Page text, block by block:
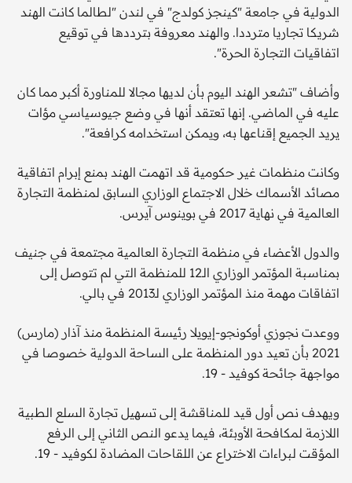
الدولية في جامعة "كينجز كولدج" في لندن "لطالما كانت الهند
شريكا تجاريا مترددا. والهند معروفة بترددها في توقيع
اتفاقيات التجارة الحرة".
وأضاف "تشعر الهند اليوم بأن لديها مجالا للمناورة أكبر مما كان
عليه في الماضي. إنها تعتقد أنها في وضع جيوسياسي مؤات
يريد الجميع إقناعها به، ويمكن استخدامه كرافعة".
وكانت منظمات غير حكومية قد اتهمت الهند بمنع إبرام اتفاقية
مصائد الأسماك خلال الاجتماع الوزاري السابق لمنظمة التجارة
العالمية في نهاية 2017 في بوينوس آيرس.
والدول الأعضاء في منظمة التجارة العالمية مجتمعة في جنيف
بمناسبة المؤتمر الوزاري الـ12 للمنظمة التي لم تتوصل إلى
اتفاقات مهمة منذ المؤتمر الوزاري لـ2013 في بالي.
ووعدت نجوزي أوكونجو-إيويلا رئيسة المنظمة منذ آذار (مارس)
2021 بأن تعيد دور المنظمة على الساحة الدولية خصوصا في
مواجهة جائحة كوفيد - 19.
ويهدف نص أول قيد للمناقشة إلى تسهيل تجارة السلع الطبية
اللازمة لمكافحة الأوبئة، فيما يدعو النص الثاني إلى الرفع
المؤقت لبراءات الاختراع عن اللقاحات المضادة لكوفيد - 19.